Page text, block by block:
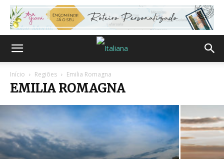
Início Regiões Emilia Romagna
EMILIA ROMAGNA
As 10 bibliotecas na Itália que valem
a pena ser visitadas!
Ana Grassi - 12/02/2020